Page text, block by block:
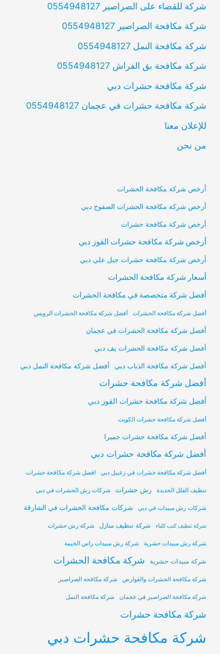
شركة للقضاء على الصراصير 0554948127
شركة مكافحة الصراصير 0554948127
شركة مكافحة النمل 0554948127
شركة مكافحة بق الفراش 0554948127
شركة مكافحة حشرات دبي
شركة مكافحة حشرات في عجمان 0554948127
للإعلان معنا
من نحن
أرخص شركة مكافحة الحشرات
أرخص شركة مكافحة الحشرات الصفوح دبي
أرخص شركة مكافحة حشرات
أرخص شركة مكافحة حشرات القوز دبي
أرخص شركة مكافحة حشرات جبل علي دبي
أسعار شركة مكافحة الحشرات
أفضل شركة متخصصة في مكافحة الحشرات
أفضل شركة مكافحة الحشرات أفضل شركة مكافحة الحشرات الرويس
أفضل شركة مكافحة الحشرات في عجمان
أفضل شركة مكافحة الحشرات يف دبي
أفضل شركة مكافحة الذباب دبي أفضل شركة مكافحة النمل دبي
أفضل شركة مكافحة حشرات
أفضل شركة مكافحة حشرات القوز دبي
أفضل شركة مكافحة حشرات الكويت
أفضل شركة مكافحة حشرات جميرا
أفضل شركة مكافحة حشرات دبي
أفضل شركة مكافحة حشرات في زعبيل دبي افضل شركة مكافحة حشرات
تنظيف الفلل الجديدة رش حشرات شركات رش الحشرات في دبي
شركات رش مبيدات في دبي شركات مكافحة الحشرات في الشارقة
شركة تنظيف كنب كلباء شركة تنظيف منازل شركة رش حشرات
شركة رش مبيدات حشرية شركة رش مبيدات راس الخيمة
شركة مبيدات حشرية شركة مكافحة الحشرات
شركة مكافحة الحشرات والقوارض شركة مكافحة الصراصير
شركة مكافحة الصراصير في عجمان شركة مكافحة النمل
شركة مكافحة حشرات
شركة مكافحة حشرات دبي